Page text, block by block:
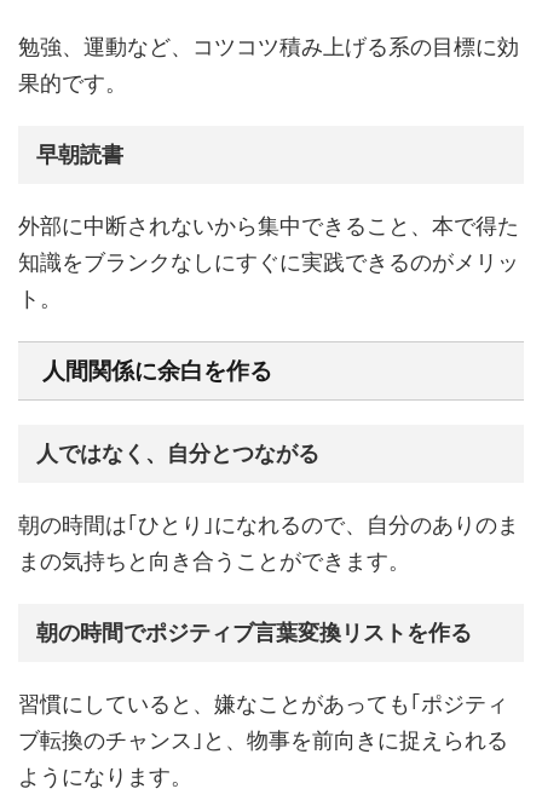
勉強、運動など、コツコツ積み上げる系の目標に効
果的です。
早朝読書
外部に中断されないから集中できること、本で得た
知識をブランクなしにすぐに実践できるのがメリッ
ト。
人間関係に余白を作る
人ではなく、自分とつながる
朝の時間は｢ひとり｣になれるので、自分のありのま
まの気持ちと向き合うことができます。
朝の時間でポジティブ言葉変換リストを作る
習慣にしていると、嫌なことがあっても｢ポジティ
ブ転換のチャンス｣と、物事を前向きに捉えられる
ようになります。